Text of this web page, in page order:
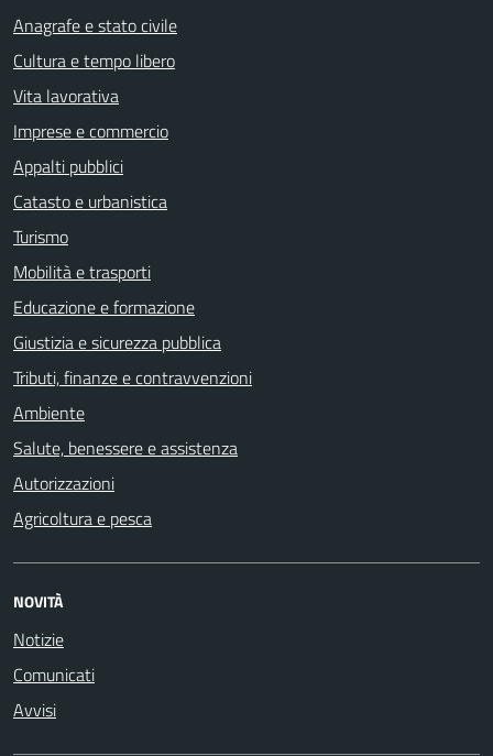
Anagrafe e stato civile
Cultura e tempo libero
Vita lavorativa
Imprese e commercio
Appalti pubblici
Catasto e urbanistica
Turismo
Mobilità e trasporti
Educazione e formazione
Giustizia e sicurezza pubblica
Tributi, finanze e contravvenzioni
Ambiente
Salute, benessere e assistenza
Autorizzazioni
Agricoltura e pesca
NOVITÀ
Notizie
Comunicati
Avvisi